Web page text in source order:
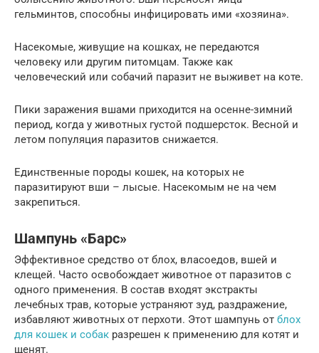
гельминтов, способны инфицировать ими «хозяина».
Насекомые, живущие на кошках, не передаются
человеку или другим питомцам. Также как
человеческий или собачий паразит не выживет на коте.
Пики заражения вшами приходится на осенне-зимний
период, когда у животных густой подшерсток. Весной и
летом популяция паразитов снижается.
Единственные породы кошек, на которых не
паразитируют вши – лысые. Насекомым не на чем
закрепиться.
Шампунь «Барс»
Эффективное средство от блох, власоедов, вшей и
клещей. Часто освобождает животное от паразитов с
одного применения. В состав входят экстракты
лечебных трав, которые устраняют зуд, раздражение,
избавляют животных от перхоти. Этот шампунь от блох
для кошек и собак разрешен к применению для котят и
щенят.